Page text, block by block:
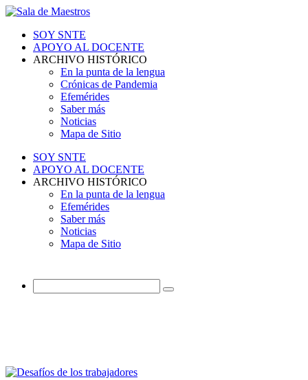
SOY SNTE
APOYO AL DOCENTE
ARCHIVO HISTÓRICO
En la punta de la lengua
Crónicas de Pandemia
Efemérides
Saber más
Noticias
Mapa de Sitio
SOY SNTE
APOYO AL DOCENTE
ARCHIVO HISTÓRICO
En la punta de la lengua
Efemérides
Saber más
Noticias
Mapa de Sitio